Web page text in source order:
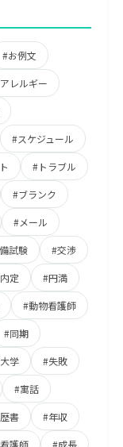
#お例文
レルギー
#スケジュール
#トラブル
#ブランク
#メール
試験 #交渉
定 #円満
#動物看護師
#同期
学 #失敗
#寓話
書 #年収
護師 #成長